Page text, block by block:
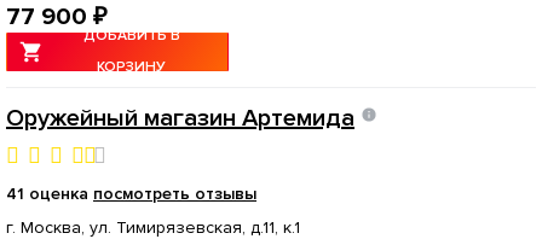
77 900 ₽
ДОБАВИТЬ В
КОРЗИНУ
Оружейный магазин Артемида
41 оценка посмотреть отзывы
г. Москва, ул. Тимирязевская, д.11, к.1